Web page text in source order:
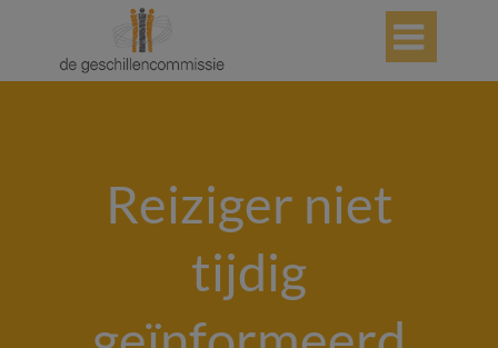

Reiziger niet
tijdig